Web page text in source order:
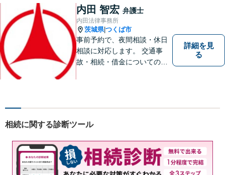
人38名の案件の対応経験がご
ざいます。ぜひ、お気軽にご
相談ください。
内田 智宏 弁護士
内田法律事務所
茨城県|つくば市
事前予約で、夜間相談・休日
相談に対応します。 交通事
故・相続・借金についてのご
詳細を見
る
相続に関する診断ツール